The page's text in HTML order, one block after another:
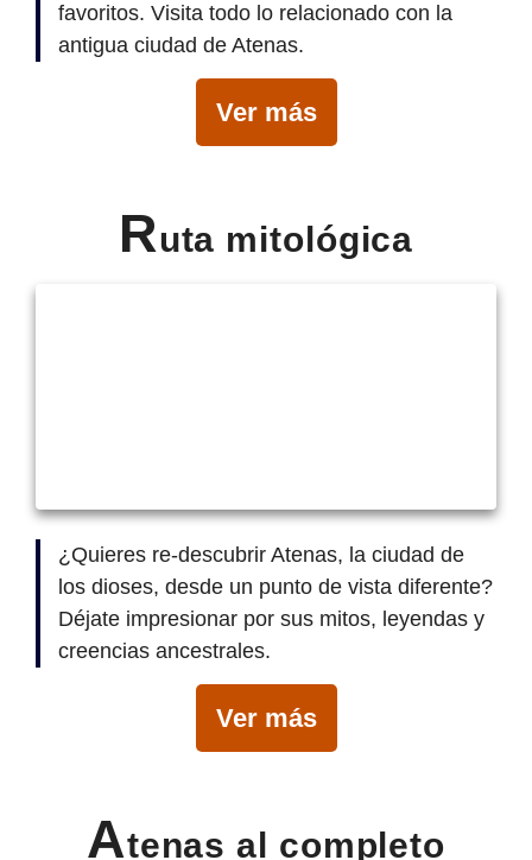
favoritos. Visita todo lo relacionado con la
antigua ciudad de Atenas.
Ver más
Ruta mitológica
¿Quieres re-descubrir Atenas, la ciudad de
los dioses, desde un punto de vista diferente?
Déjate impresionar por sus mitos, leyendas y
creencias ancestrales.
Ver más
Atenas al completo